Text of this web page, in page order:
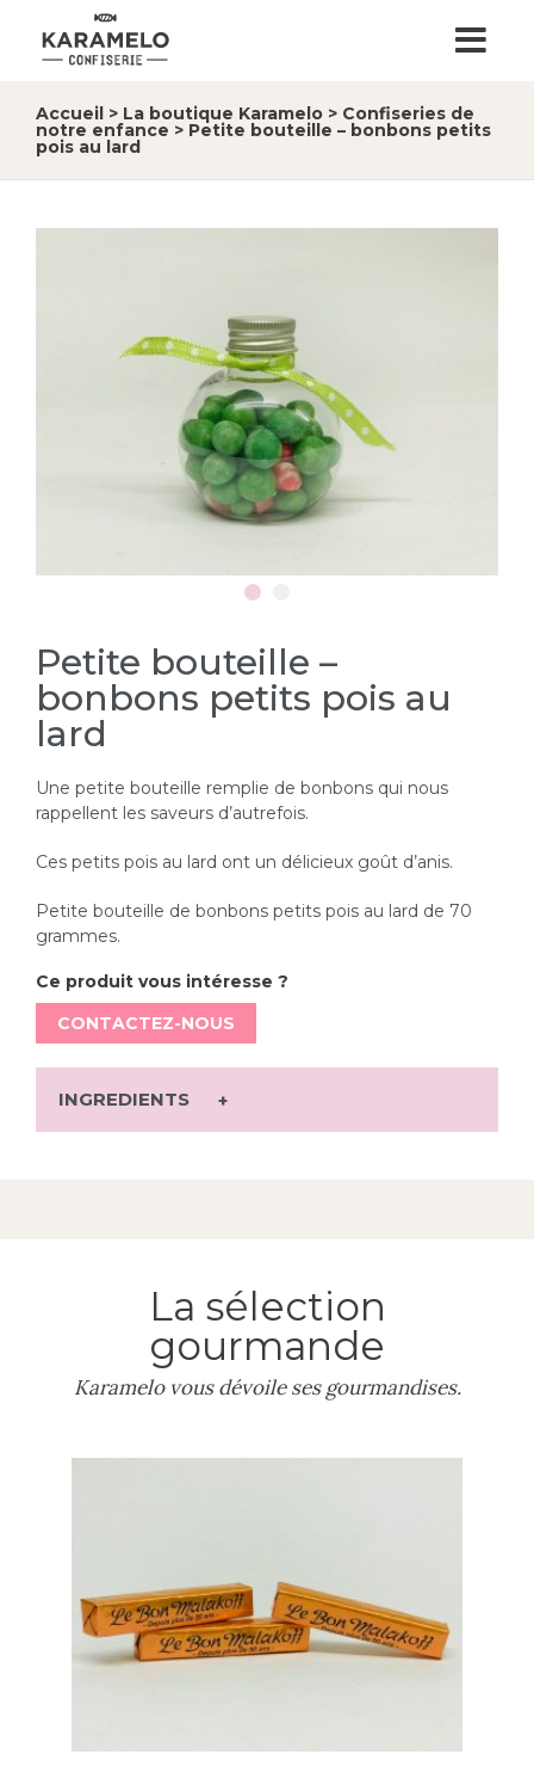
Accueil > La boutique Karamelo > Confiseries de
notre enfance > Petite bouteille – bonbons petits
pois au lard
Petite bouteille –
bonbons petits pois au
lard
Une petite bouteille remplie de bonbons qui nous
rappellent les saveurs d’autrefois.
Ces petits pois au lard ont un délicieux goût d’anis.
Petite bouteille de bonbons petits pois au lard de 70
grammes.
Ce produit vous intéresse ?
CONTACTEZ-NOUS
INGREDIENTS
La sélection
gourmande
Karamelo vous dévoile ses gourmandises.